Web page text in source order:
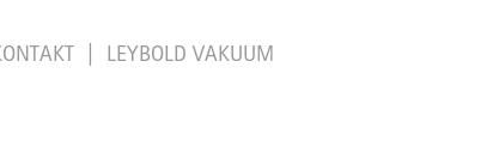
LEYBOLD VAKUUM